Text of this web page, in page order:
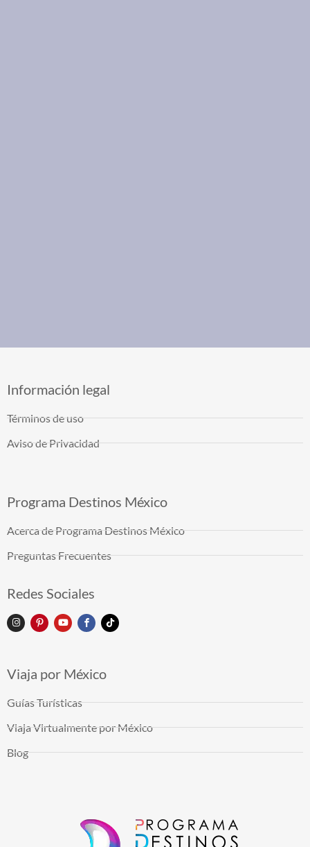
Información legal
Términos de uso
Aviso de Privacidad
Programa Destinos México
Acerca de Programa Destinos México
Preguntas Frecuentes
Redes Sociales
Viaja por México
Guías Turísticas
Viaja Virtualmente por México
Blog